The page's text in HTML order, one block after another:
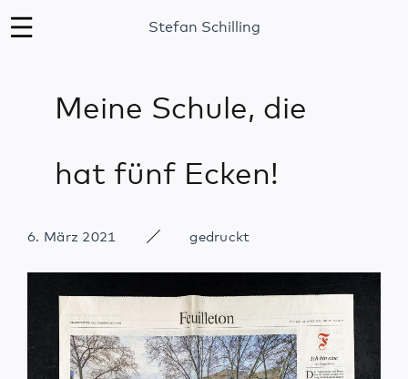
Stefan Schilling
Meine Schule, die
hat fünf Ecken!
6. März 2021 gedruckt